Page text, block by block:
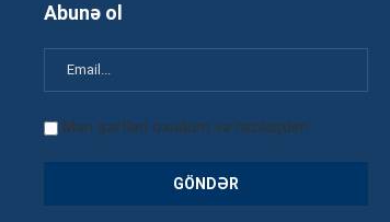
Abunə ol
Mən şərtləri oxudum və razılaşdım